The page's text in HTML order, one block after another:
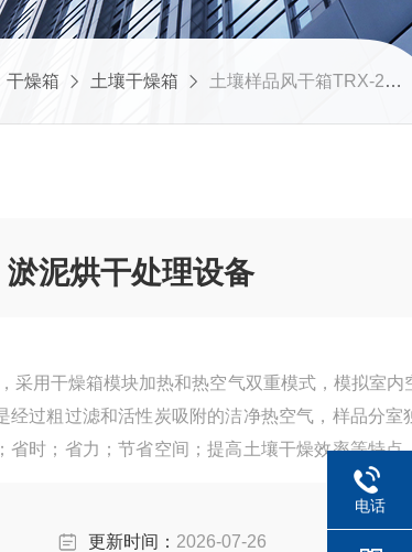
干燥箱 土壤干燥箱 土壤样品风干箱TRX-24D 淤泥烘干处理设备
泥烘干处理设备
采用干燥箱模块加热和热空气双重模式，模拟室内
过粗过滤和活性炭吸附的洁净热空气，样品分室
时；省力；节省空间；提高土壤干燥效率等特点
更新时间： 2026-07-26
电话